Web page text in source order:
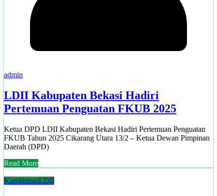
admin
LDII Kabupaten Bekasi Hadiri
Pertemuan Penguatan FKUB 2025
Ketua DPD LDII Kabupaten Bekasi Hadiri Pertemuan Penguatan
FKUB Tahun 2025 Cikarang Utara 13/2 – Ketua Dewan Pimpinan
Daerah (DPD)
Read More
KamtibmasLDII